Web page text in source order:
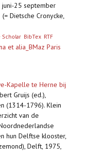
juni-25 september
Dietsche Cronycke,
Scholar BibTex RTF
et alia_BMaz Paris
Kapelle te Herne bij
Gruijs (ed.),
(1314-1796). Klein
van de
hun Delftse klooster,
Delft, 1975,